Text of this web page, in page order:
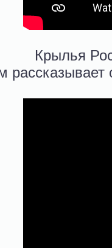
Крылья
рассказывает